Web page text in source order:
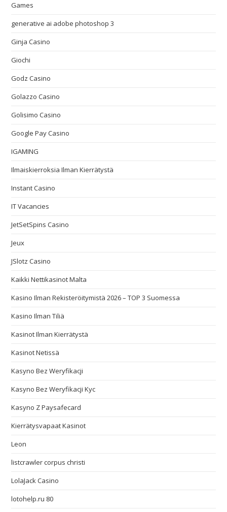
Games
generative ai adobe photoshop 3
Ginja Casino
Giochi
Godz Casino
Golazzo Casino
Golisimo Casino
Google Pay Casino
IGAMING
Ilmaiskierroksia Ilman Kierrätystä
Instant Casino
IT Vacancies
JetSetSpins Casino
Jeux
JSlotz Casino
Kaikki Nettikasinot Malta
Kasino Ilman Rekisteröitymistä 2026 – TOP 3 Suomessa
Kasino Ilman Tiliä
Kasinot Ilman Kierrätystä
Kasinot Netissä
Kasyno Bez Weryfikacji
Kasyno Bez Weryfikacji Kyc
Kasyno Z Paysafecard
Kierrätysvapaat Kasinot
Leon
listcrawler corpus christi
LolaJack Casino
lotohelp.ru 80